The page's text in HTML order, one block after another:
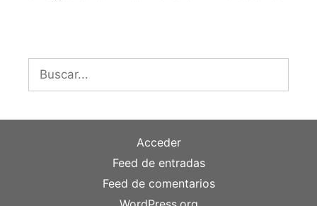
Acceder
Feed de entradas
Feed de comentarios